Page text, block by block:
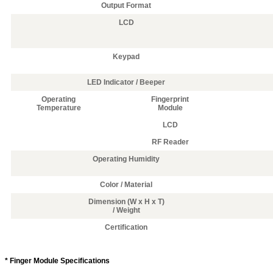
Output Format
LCD
Keypad
LED Indicator / Beeper
Operating
Temperature
Fingerprint
Module
LCD
RF Reader
Operating Humidity
Color / Material
Dimension (W x H x T)
/ Weight
Certification
* Finger Module Specifications